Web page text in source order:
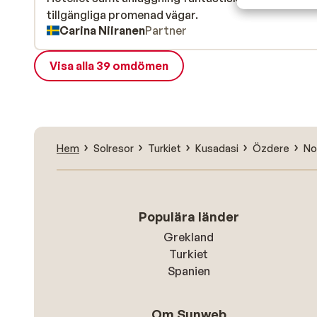
tillgängliga promenad vägar.
tillgängliga promenad vägar.
Carina NiiranenPartner
Visa alla 39 omdömen
Hem Solresor Turkiet Kusadasi Özdere
Populära länder
Grekland
Turkiet
Spanien